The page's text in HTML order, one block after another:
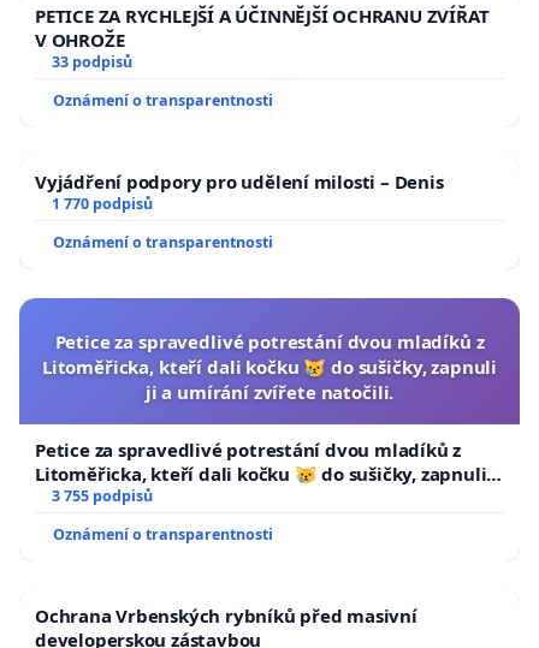
PETICE ZA RYCHLEJŠÍ A ÚČINNĚJŠÍ OCHRANU ZVÍŘAT
V OHROŽE
33 podpisů
Oznámení o transparentnosti
Vyjádření podpory pro udělení milosti – Denis
1 770 podpisů
Oznámení o transparentnosti
Petice za spravedlivé potrestání dvou mladíků z
Litoměřicka, kteří dali kočku 😿 do sušičky, zapnuli
ji a umírání zvířete natočili.
Petice za spravedlivé potrestání dvou mladíků z
Litoměřicka, kteří dali kočku 😿 do sušičky, zapnuli ji
a umírání zvířete natočili.
3 755 podpisů
Oznámení o transparentnosti
Ochrana Vrbenských rybníků před masivní
developerskou zástavbou